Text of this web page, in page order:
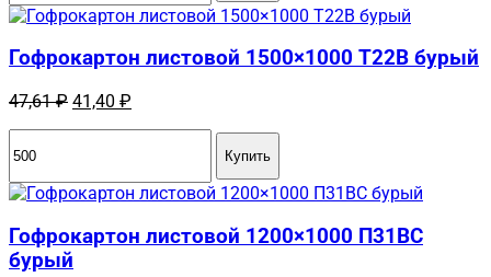
Гофрокартон листовой 1500×1000 Т22B бурый
47,61₽ Первоначальная
41,40 ₽
Купить
Гофрокартон листовой 1200×1000 П31BC
бурый